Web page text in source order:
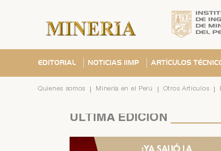
EDITORIAL NOTICIAS IIMP ARTÍCULOS
Quienes somos Minería en el Perú Otros Artículos
ÚLTIMA EDICIÓN